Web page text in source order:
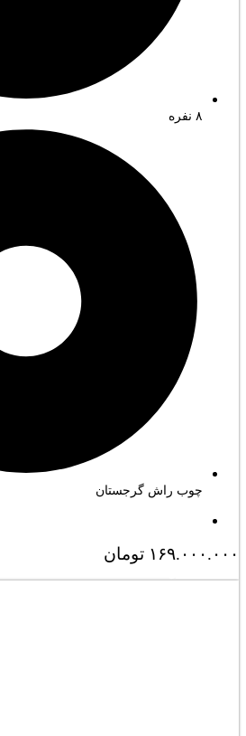
۸ نفره
چوب راش گرجستان
۱۶۹.۰۰۰.۰۰۰ تومان